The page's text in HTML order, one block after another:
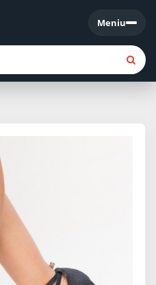
Meniu
Meniu